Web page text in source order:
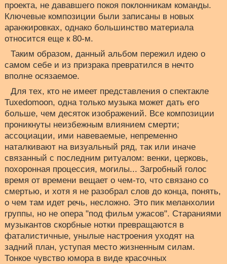
проекта, не дававшего покоя поклонникам команды.
Ключевые композиции были записаны в новых
аранжировках, однако большинство материала
относится еще к 80-м.
Таким образом, данный альбом пережил идею о
самом себе и из призрака превратился в нечто
вполне осязаемое.
Для тех, кто не имеет представления о спектакле
Tuxedomoon, одна только музыка может дать его
больше, чем десяток изображений. Все композиции
проникнуты неизбежным влиянием смерти;
ассоциации, ими навеваемые, непременно
наталкивают на визуальный ряд, так или иначе
связанный с последним ритуалом: венки, церковь,
похоронная процессия, могилы... Загробный голос
время от времени вещает о чем-то, что связано со
смертью, и хотя я не разобрал слов до конца, понять,
о чем там идет речь, несложно. Это пик меланхолии
группы, но не опера "под фильм ужасов". Стараниями
музыкантов скорбные нотки превращаются в
фаталистичные, унылые настроения уходят на
задний план, уступая место жизненным силам.
Тонкое чувство юмора в виде красочных